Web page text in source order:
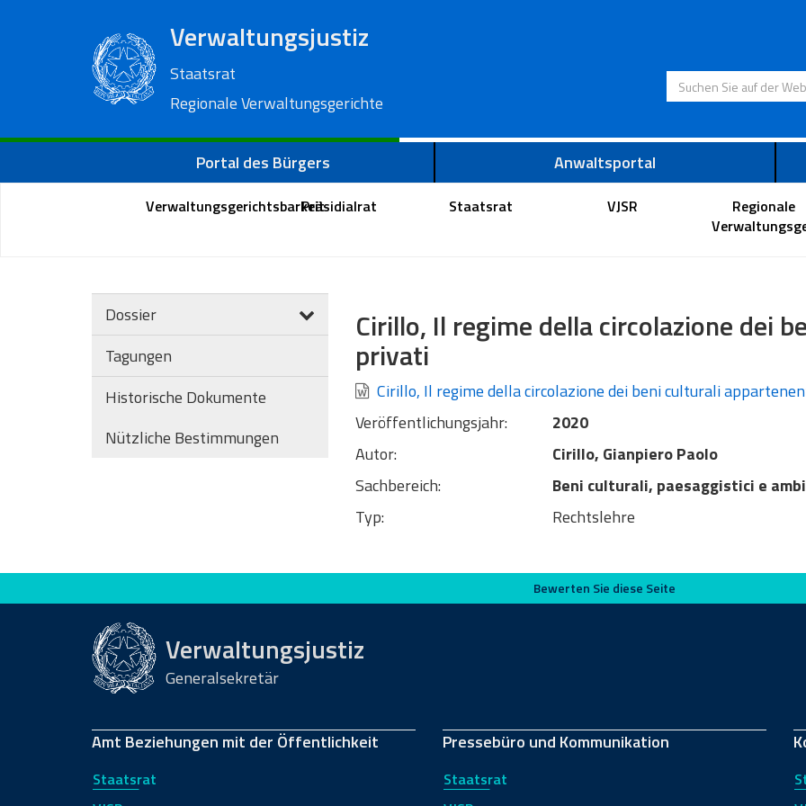
Verwaltungsjustiz
Staatsrat
Regionale Verwaltungsgerichte
Suchen Sie auf der
Portal des Bürgers Anwaltsportal
VerwaltungsgerichtsbarkeitPräsidialrat Staatsrat VJSR
Regionale
Dossier
Tagungen
Historische Dokumente
Nützliche Bestimmungen
Cirillo, Il regime della circolazione dei
privati
Cirillo, Il regime della circolazione dei beni culturali
Veröffentlichungsjahr:
2020
Autor:
Cirillo, Gianpiero Paolo
Sachbereich:
Beni culturali, paesaggistici e
Typ:
Rechtslehre
Bewerten Sie diese Seite Bewerten Sie diese Seite
Verwaltungsjustiz
Generalsekretär
Amt Beziehungen mit der Öffentlichkeit
Staatsrat
Pressebüro und Kommunikation
Staatsrat